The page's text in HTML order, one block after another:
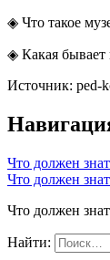
◈ Что такое
◈ Какая бывает
Источник: ped-
Что должен
Что должен
Что должен
Найти: